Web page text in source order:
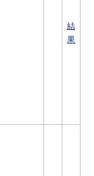
結
果